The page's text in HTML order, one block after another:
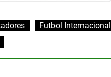
Futbol Internacional